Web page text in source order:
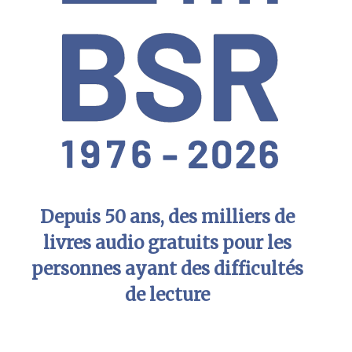
Depuis 50 ans, des milliers de
livres audio gratuits pour les
personnes ayant des difficultés
de lecture